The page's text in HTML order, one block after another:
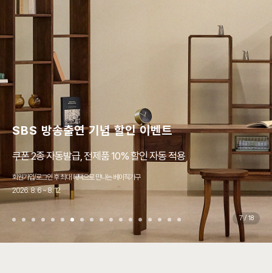
SBS 방송출연 기념 할인 이벤트
쿠폰 2종 자동발급, 전제품 10% 할인 자동 적용
회원가입/로그인 후 최대 혜택으로 만나는 베이직가구
2026. 8. 6 ~ 8. 12
FREE A/S SERVICE
국내최초 무상 A/S 서비스 이벤트!
가구업체 최초 5·20 보증관리 시스템
2026. 8. 1 ~ 8. 31
매장 전시품 최대 할인 이벤트
매트리스 반의 반값+3가지 시리즈 반값
직접 보고, 만져보고, 앉아보고 구매하세요 (일부품목 제외)
2026. 8. 1 ~ 8. 31
FREE A/S SERVICE
국내최초 무상 A/S 서비스 이벤트!
가구업체 최초 5·20 보증관리 시스템
2026. 8. 1 ~ 8. 31
SBS 방송출연 기념 할인 이벤트
쿠폰 2종 자동발급, 전제품 10% 할인 자동 적용
회원가입/로그인 후 최대 혜택으로 만나는 베이직가구
2026. 8. 6 ~ 8. 12
WITH BASIC' INTERVIEW
'랜선집들이'가 '위드베이직'으로 새롭게 바뀌었습니다.
우리집을 소개해주세요!
신세계백화점 10만원 상품권 증정
SBS 방송출연 기념 할인 이벤트
쿠폰 2종 자동발급, 전제품 10% 할인 자동 적용
회원가입/로그인 후 최대 혜택으로 만나는 베이직가구
2026. 8. 6 ~ 8. 12
ACTUAL MEASUREMENT SERVICE
우리 집에 꼭 맞는 원목가구, 실측 서비스 OPEN!
전세계 어디든, 전국 어디든,
생산자 대표가 직접 방문합니다.
SBS 방송출연 기념 할인 이벤트
쿠폰 2종 자동발급, 전제품 10% 할인 자동 적용
회원가입/로그인 후 최대 혜택으로 만나는 베이직가구
2026. 8. 6 ~ 8. 12
CUT-OFF ~80%
4,000평대 초대형 규모 사옥
S급 전시품 5,000여가지 최대할인
2026. 8. 6 ~ 8. 12
SBS 방송출연 기념 할인 이벤트
쿠폰 2종 자동발급, 전제품 10% 할인 자동 적용
회원가입/로그인 후 최대 혜택으로 만나는 베이직가구
2026. 8. 6 ~ 8. 12
BASIC IN JEJU
제주에서도 베이직가구!
마음을 담아 전하는 제주 배송비 50% 할인 이벤트
2026. 8. 1 ~ 8. 31
SBS 방송출연 기념 할인 이벤트
쿠폰 2종 자동발급, 전제품 10% 할인 자동 적용
회원가입/로그인 후 최대 혜택으로 만나는 베이직가구
2026. 8. 6 ~ 8. 12
PROVE A QUALITY
품질을 증명하다.
오랜시간 함께할 원목가구를 찾고 계시는 분들께.
베이직가구를 이용해야 할 다섯가지 이유!
PROVE A DESIGN
디자인을 증명하다.
당신의 소중한 일상을 함께할 원목가구
베이직가구의 디자인 컬렉션을 소개합니다.
“압구정 최고의 만족도를 위한 전용원목가구”
전용원목가구라는 달콤한 단어.
오직 베이직에서만 누릴 수 있는 사치입니다.
“원목가구의 역사를 씁니다.”
Since1995, 2대를 이어 온 원목가구의 헤리티지 베이직가구.
한세기를 넘어 지금까지 대한민국 원목가구의 역사를 써나가고 있습니다.
“손에 닿는 모든 것의 최고의 디자인”
튀지 않는다. 우아하게 어울린다. 매일매일 행복이 쌓인다.
원목이 주는 안락하고 따뜻한 이미지가 너무 좋은 것 같아요.
7/18